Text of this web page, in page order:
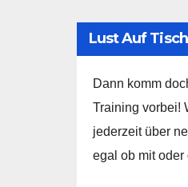
Lust Auf
Dann komm
Training vorbei!
jederzeit über
egal ob mit